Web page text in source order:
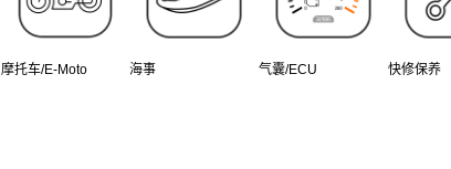
摩托车/E-Moto 海事 气囊/ECU 快修保养